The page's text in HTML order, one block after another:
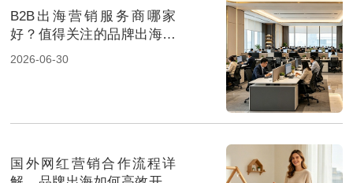
B2B出海营销服务商哪家
好？值得关注的品牌出海机
构推荐
2026-06-30
国外网红营销合作流程详